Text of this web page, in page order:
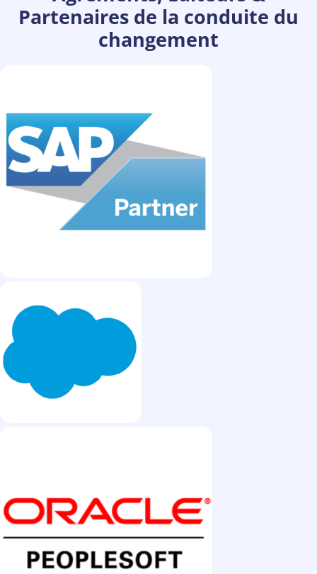
Partenaires de la conduite du
changement